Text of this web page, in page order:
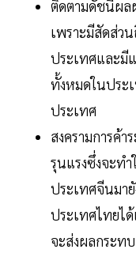
ติดตามดัชนีผล
เพราะมีสัดส่ว
ประเทศและมีแ
ทั้งหมดในประ
ประเทศ
สงครามการค้า
รุนแรงซึ่งจะท
ประเทศจีนมา
ประเทศไทยไ
จะส่งผลกระท